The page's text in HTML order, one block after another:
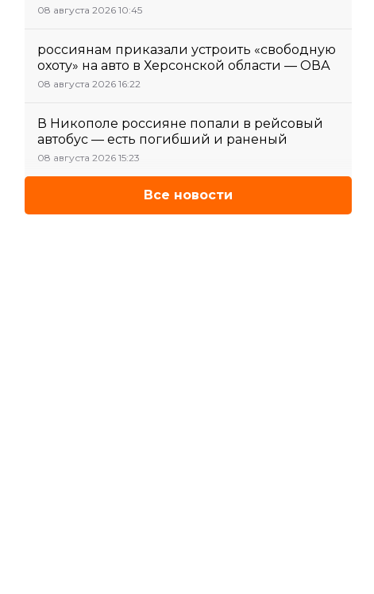
08 августа 2026 10:45
россиянам приказали устроить «свободную
охоту» на авто в Херсонской области — ОВА
08 августа 2026 16:22
В Никополе россияне попали в рейсовый
автобус — есть погибший и раненый
08 августа 2026 15:23
Все новости